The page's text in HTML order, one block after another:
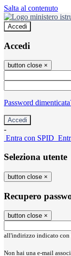
Salta al contenuto
Accedi
Accedi
button close ×
Password
-
Entra con SPID
Seleziona utente
button close ×
Recupero
button close ×
all'indirizzo indicato con
Non hai una e-mail